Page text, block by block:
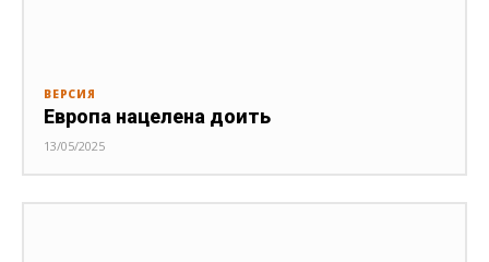
ВЕРСИЯ
Европа нацелена доить
13/05/2025